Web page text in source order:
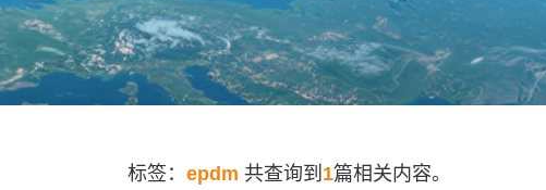
标签： epdm 共查询到 1篇相关内容。